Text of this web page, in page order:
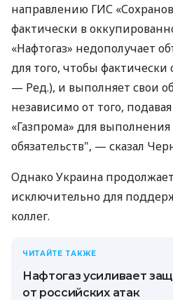
направлению ГИС
фактически в
«Нафтогаз» недополучает
для того, чтобы фактически
— Ред.), и выполняет свои
независимо от того,
«Газпрома» для выполнения
обязательств", — сказал
Однако Украина
исключительно для
коллег.
ЧИТАЙТЕ ТАКЖЕ
Нафтогаз усиливает
от российских атак